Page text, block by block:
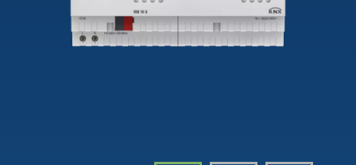
Detetores de presença e movimentos
Foco LED
Projetores de LED
Theben AG
Contacto